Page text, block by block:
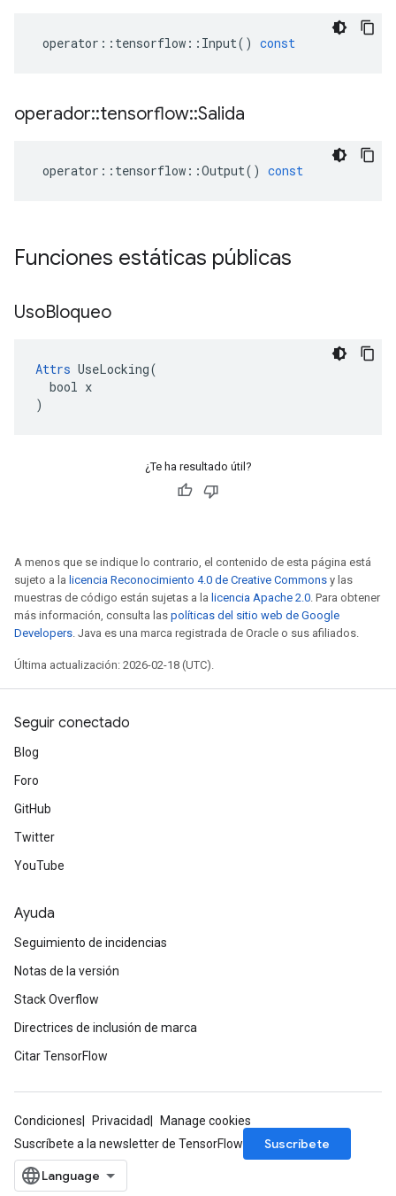
operator :: tensorflow :: Input() const
operador::tensorflow::Salida
operator :: tensorflow ::Output() const
Funciones estáticas públicas
UsoBloqueo
Attrs UseLocking(
  bool x
)
¿Te ha resultado útil?
A menos que se indique lo contrario, el contenido de esta página está
sujeto a la licencia Reconocimiento 4.0 de Creative Commons y las
muestras de código están sujetas a la licencia Apache 2.0. Para obtener
más información, consulta las políticas del sitio web de Google
Developers. Java es una marca registrada de Oracle o sus afiliados.
Última actualización: 2026-02-18 (UTC).
Seguir conectado
Blog
Foro
GitHub
Twitter
YouTube
Ayuda
Seguimiento de incidencias
Notas de la versión
Stack Overflow
Directrices de inclusión de marca
Citar TensorFlow
Condiciones Privacidad
Manage cookies
Suscríbete a la newsletter de TensorFlow
Suscríbete